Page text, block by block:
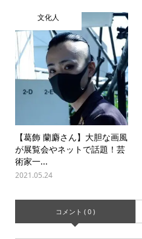
文化人
【葛飾 蘭麝さん】大胆な画風
が展覧会やネットで話題！芸
術家一...
2021.05.24
コメント ( 0 )